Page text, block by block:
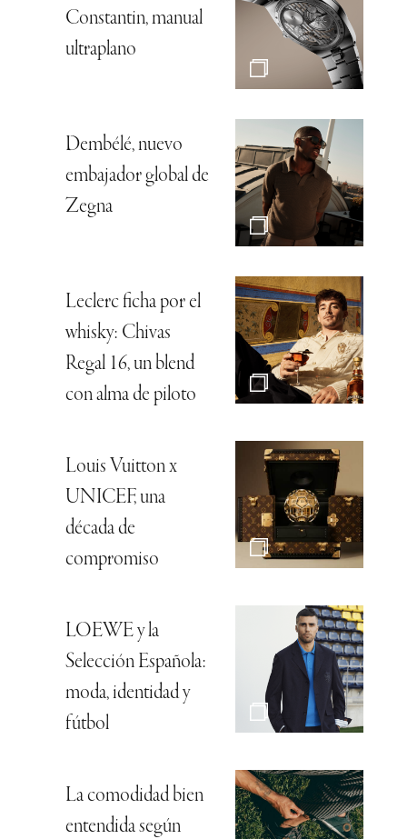
Constantin, manual
ultraplano
Dembélé, nuevo
embajador global de
Zegna
Leclerc ficha por el
whisky: Chivas
Regal 16, un blend
con alma de piloto
Louis Vuitton x
UNICEF, una
década de
compromiso
LOEWE y la
Selección Española:
moda, identidad y
fútbol
La comodidad bien
entendida según